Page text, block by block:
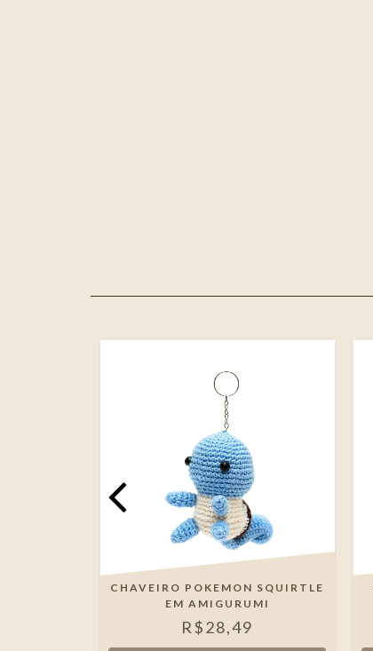
CHAVEIRO POKEMON SQUIRTLE
EM AMIGURUMI
R$28,49